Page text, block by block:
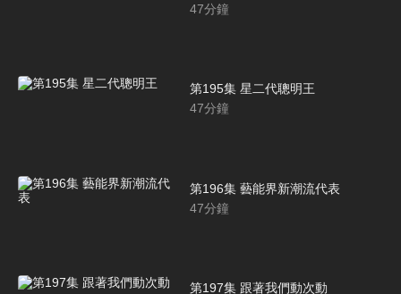
47分鐘
第195集 星二代聰明王
47分鐘
第196集 藝能界新潮流代表
47分鐘
第197集 跟著我們動次動